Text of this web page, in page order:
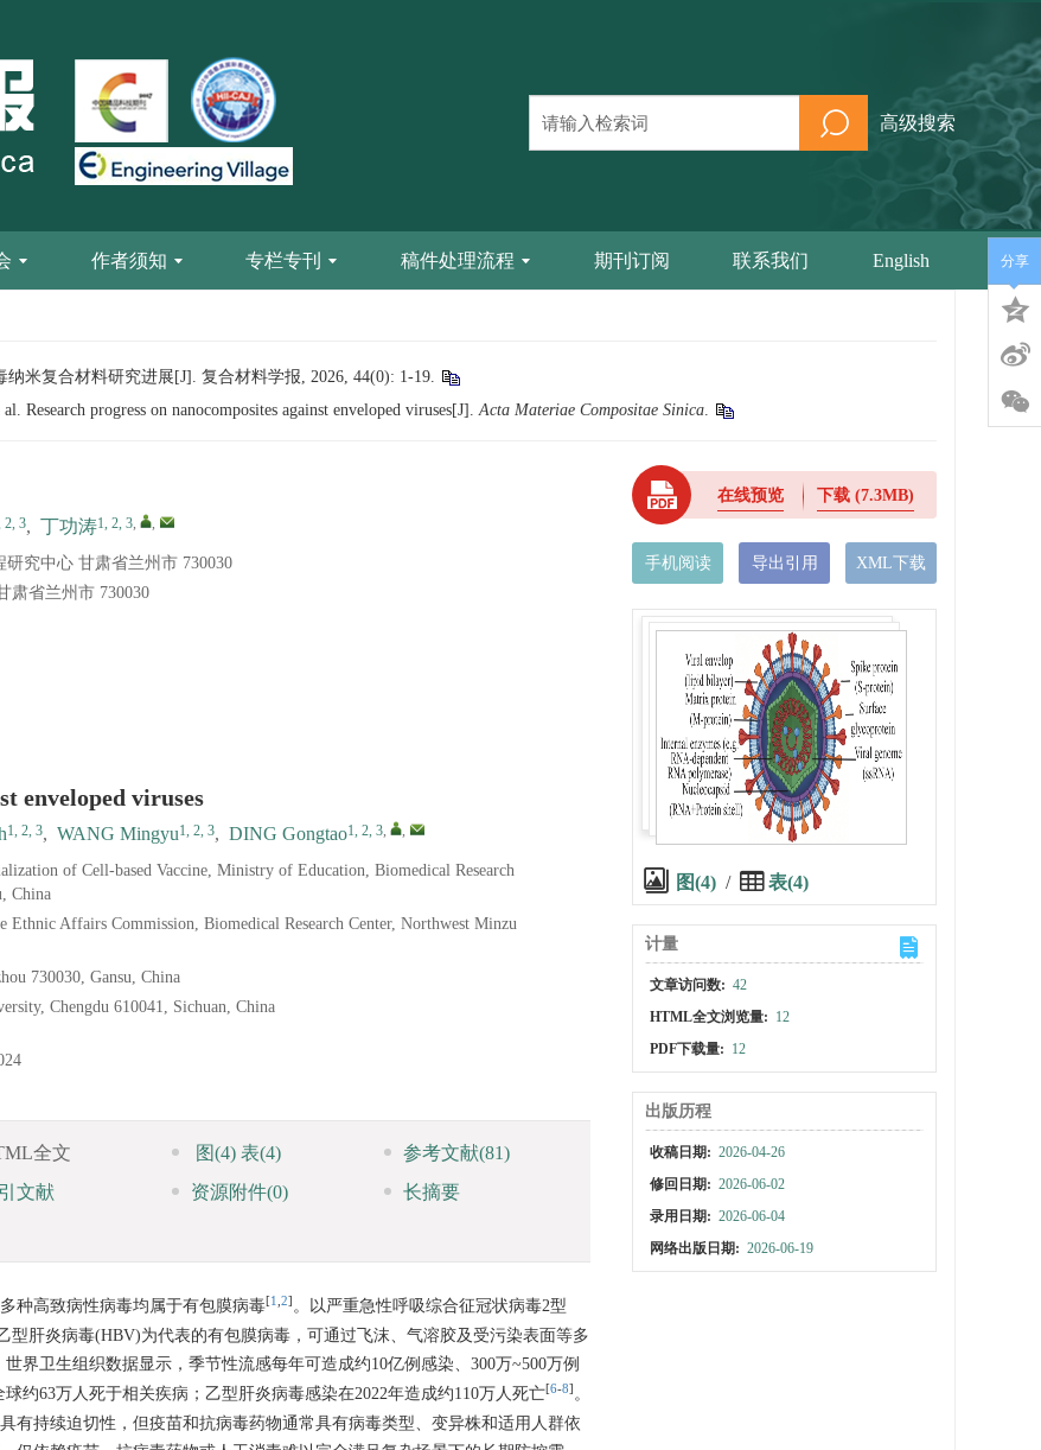
高级搜索
作者须知 专栏专刊 稿件处理流程 期刊订阅 联系我们 English
米复合材料研究进展[J]. 复合材料学报, 2026, 44(0): 1-19.
progress on nanocomposites against enveloped viruses[J].Acta Materiae Compositae Sinica.
2, 3, 丁功涛1, 2, 3, ,
究中心 甘肃省兰州市 730030
肃省兰州市 730030
enveloped viruses
1, 2, 3, WANG Mingyu1, 2, 3, DING Gongtao1, 2, 3, ,
of Cell-based Vaccine, Ministry of Education, Biomedical Research
China
Affairs Commission, Biomedical Research Center, Northwest Minzu
730030, Gansu, China
Chengdu 610041, Sichuan, China
全文 图(4) 表(4) 参考文献(81)
文献 资源附件(0)
长摘要
种高致病性病毒均属于有包膜病毒[1 2] 。以严重急性呼吸综合征冠状病毒2型
肝炎病毒(HBV)为代表的有包膜病毒，可通过飞沫、气溶胶及受污染表面等多
世界卫生组织数据显示，季节性流感每年可造成约10亿例感染、300万~500万例
约63万人死于相关疾病；乙型肝炎病毒感染在2022年造成约110万人死亡[6-8] 。
有持续迫切性，但疫苗和抗病毒药物通常具有病毒类型、变异株和适用人群依
在线预览 下载(7.3MB)
手机阅读 导出引用 XML下载
图(4) / 表(4)
计量
文章访问数: 42
HTML全文浏览量: 12
PDF下载量: 12
出版历程
收稿日期: 2026-04-26
修回日期: 2026-06-02
录用日期: 2026-06-04
网络出版日期: 2026-06-19
分享